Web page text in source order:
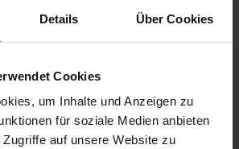
Details Über Cookies
Cookies
um Inhalte und Anzeigen zu
für soziale Medien anbieten
auf unsere Website zu
für Geflüchtete
Ausbildung
Delegationsrahmen für ZFA
im Strahlenschutz
OBF / FZP